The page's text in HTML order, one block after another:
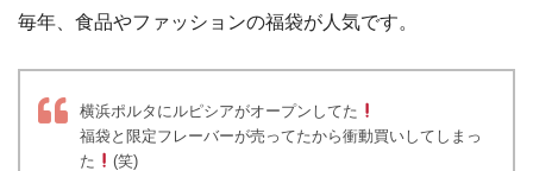
毎年、食品やファッションの福袋が人気です。
横浜ポルタにルピシアがオープンしてた
福袋と限定フレーバーが売ってたから衝動買いしてしまっ
た
(笑)